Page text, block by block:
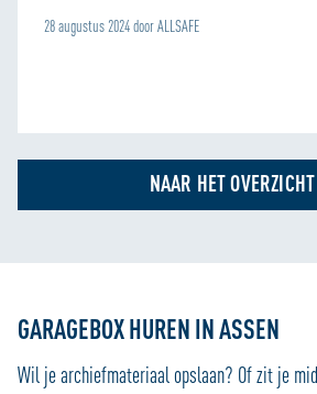
28 augustus 2024 door ALLSAFE
NAAR HET OVERZICHT
GARAGEBOX HUREN IN ASSEN
Wil je archiefmateriaal opslaan? Of zit je